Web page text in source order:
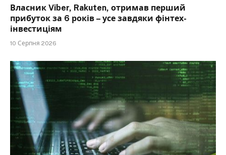
Власник Viber, Rakuten, отримав перший
прибуток за 6 років – усе завдяки фінтех-
інвестиціям
10 Серпня 2026